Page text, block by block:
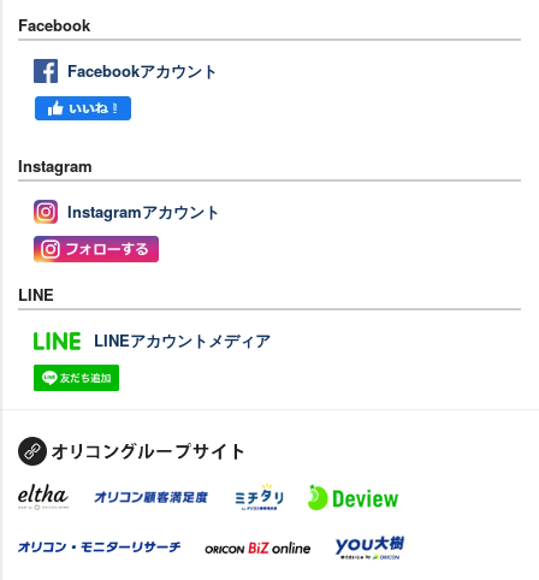
Facebook
Facebookアカウント
Instagram
Instagramアカウント
LINE
LINEアカウントメディア